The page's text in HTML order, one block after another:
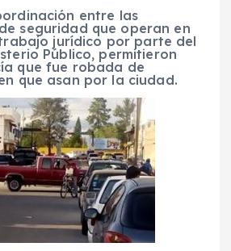
entre las
seguridad que operan en
jurídico por parte del
Público, permitieron
que fue robada de
que asan por la ciudad.